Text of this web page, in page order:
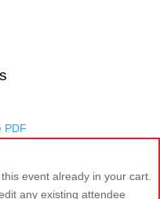
event already in your cart.
any existing attendee